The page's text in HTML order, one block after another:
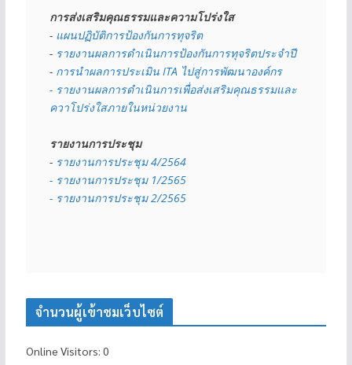
การส่งเสริมคุณธรรมและความโปร่งใส
- แผนปฏิบัติการป้องกันการทุจริต
- รายงานผลการดำเนินการป้องกันการทุจริตประจำปี
- การนำผลการประเมิน ITA ไปสู่การพัฒนาองค์กร
- รายงานผลการดำเนินการเพื่อส่งเสริมคุณธรรมและ
ควาโปร่งใสภายในหน่วยงาน
รายงานการประชุม
- รายงานการประชุม 4/2564
- รายงานการประชุม 1/2565
- รายงานการประชุม 2/2565
จำนวนผู้เข้าชมเว็บไซต์
Online Visitors: 0